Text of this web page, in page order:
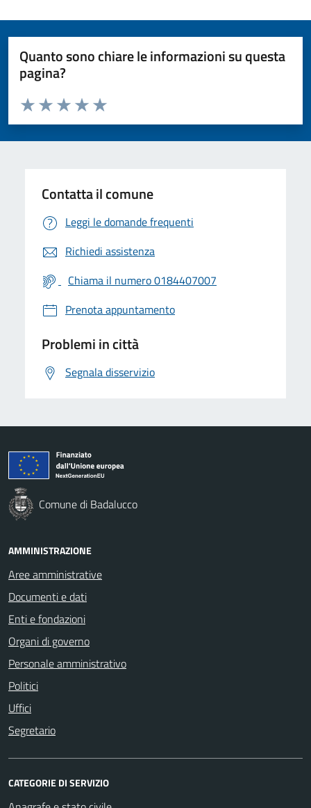
Quanto sono chiare le informazioni su questa
pagina?
Valuta da 1 a 5 stelle la pagina
Valuta 5 stelle su 5
Valuta 4 stelle su 5
Valuta 3 stelle su 5
Valuta 2 stelle su 5
Valuta 1 stelle su 5
Contatta il comune
Leggi le domande frequenti
Richiedi assistenza
Chiama il numero 0184407007
Prenota appuntamento
Problemi in città
Segnala disservizio
Comune di Badalucco
AMMINISTRAZIONE
Aree amministrative
Documenti e dati
Enti e fondazioni
Organi di governo
Personale amministrativo
Politici
Uffici
Segretario
CATEGORIE DI SERVIZIO